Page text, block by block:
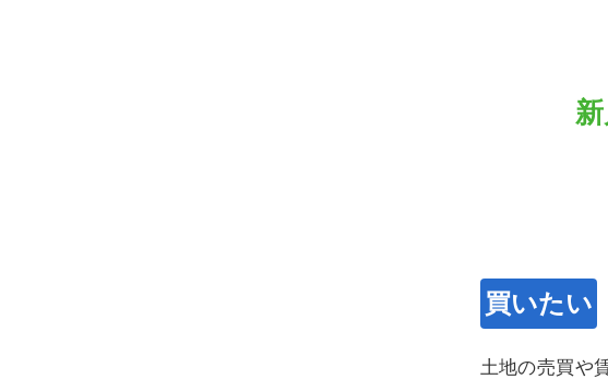
買いたい
土地の売買や